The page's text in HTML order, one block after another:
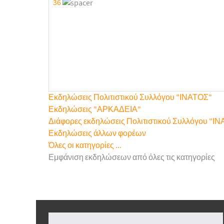
36
Εκδηλώσεις Πολιτιστικού Συλλόγου "ΙΝΑΤΟΣ"
Εκδηλώσεις "ΑΡΚΑΔΕΙΑ"
Διάφορες εκδηλώσεις Πολιτιστικού Συλλόγου
Εκδηλώσεις άλλων φορέων
Όλες οι κατηγορίες ...
Εμφάνιση εκδηλώσεων από όλες τις κατηγορίες